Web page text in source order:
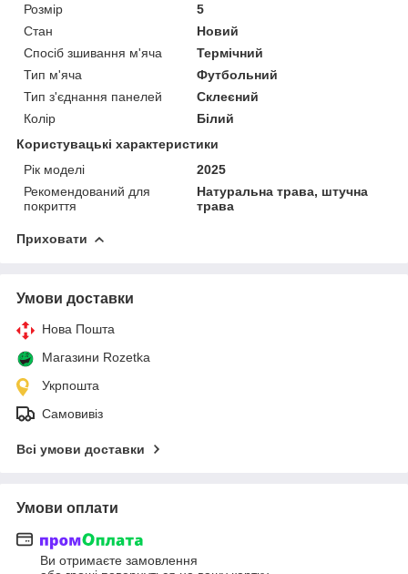
Розмір
5
Стан
Новий
Спосіб зшивання м'яча
Термічний
Тип м'яча
Футбольний
Тип з'єднання панелей
Склеєний
Колір
Білий
Користувацькі характеристики
Рік моделі
2025
Рекомендований для
покриття
Натуральна трава, штучна
трава
Приховати
Умови доставки
Нова Пошта
Магазини Rozetka
Укрпошта
Самовивіз
Всі умови доставки
Умови оплати
Ви отримаєте замовлення